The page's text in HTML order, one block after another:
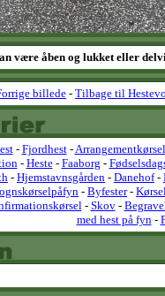
være åben og lukket eller
billede- Tilbage til
- Fjordhest-Arrangementkørsel
- Heste- Faaborg -
- Hjemstavnsgården - Danehof-
- Byfester-
- Skov-
med hest på fyn-